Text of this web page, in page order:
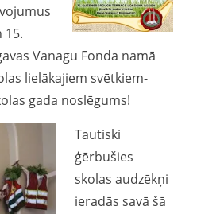
15.
Vanagu Fonda namā
lielākajiem svētkiem-
gada noslēgums!
Tautiski
ģērbušies
skolas audzēkņi
ieradās savā šā